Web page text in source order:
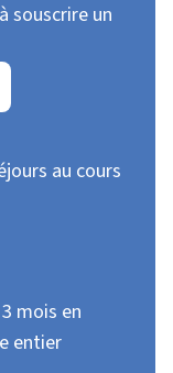
souscrire un
au cours
mois en
entier